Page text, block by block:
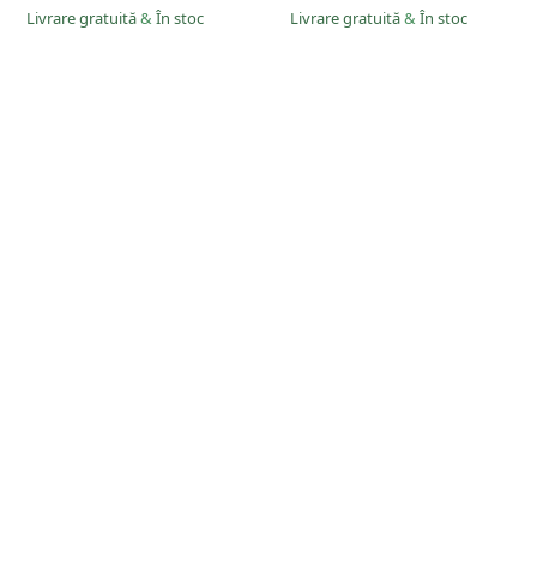
Livrare gratuită& În stoc Livrare gratuită& În stoc